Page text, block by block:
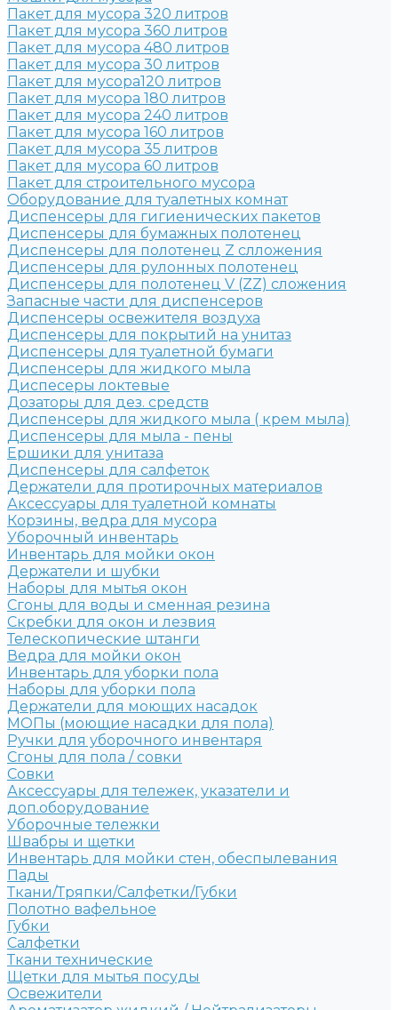
Пакет для мусора 320 литров
Пакет для мусора 360 литров
Пакет для мусора 480 литров
Пакет для мусора 30 литров
Пакет для мусора120 литров
Пакет для мусора 180 литров
Пакет для мусора 240 литров
Пакет для мусора 160 литров
Пакет для мусора 35 литров
Пакет для мусора 60 литров
Пакет для строительного мусора
Оборудование для туалетных комнат
Диспенсеры для гигиенических пакетов
Диспенсеры для бумажных полотенец
Диспенсеры для полотенец Z слложения
Диспенсеры для рулонных полотенец
Диспенсеры для полотенец V (ZZ) сложения
Запасные части для диспенсеров
Диспенсеры освежителя воздуха
Диспенсеры для покрытий на унитаз
Диспенсеры для туалетной бумаги
Диспенсеры для жидкого мыла
Диспесеры локтевые
Дозаторы для дез. средств
Диспенсеры для жидкого мыла ( крем мыла)
Диспенсеры для мыла - пены
Ершики для унитаза
Диспенсеры для салфеток
Держатели для протирочных материалов
Аксессуары для туалетной комнаты
Корзины, ведра для мусора
Уборочный инвентарь
Инвентарь для мойки окон
Держатели и шубки
Наборы для мытья окон
Сгоны для воды и сменная резина
Скребки для окон и лезвия
Телескопические штанги
Ведра для мойки окон
Инвентарь для уборки пола
Наборы для уборки пола
Держатели для моющих насадок
МОПы (моющие насадки для пола)
Ручки для уборочного инвентаря
Сгоны для пола / совки
Совки
Аксессуары для тележек, указатели и
доп.оборудование
Уборочные тележки
Швабры и щетки
Инвентарь для мойки стен, обеспылевания
Пады
Ткани/Тряпки/Салфетки/Губки
Полотно вафельное
Губки
Салфетки
Ткани технические
Щетки для мытья посуды
Освежители